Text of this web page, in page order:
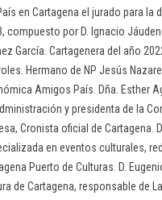
en Cartagena el jurado para
compuesto por D. Ignacio
García. Cartagenera del año
Hermano de NP Jesús
Amigos País. Dña. Esther
y presidenta de la
Cronista oficial de Cartagena.
en eventos culturales,
Puerto de Culturas. D.
de Cartagena, responsable de